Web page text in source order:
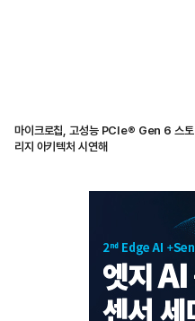
마이크로칩, 고성능 PCIe® Gen 6 스토
리지 아키텍처 시연해